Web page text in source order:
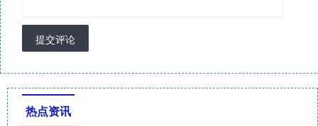
提交评论
热点资讯